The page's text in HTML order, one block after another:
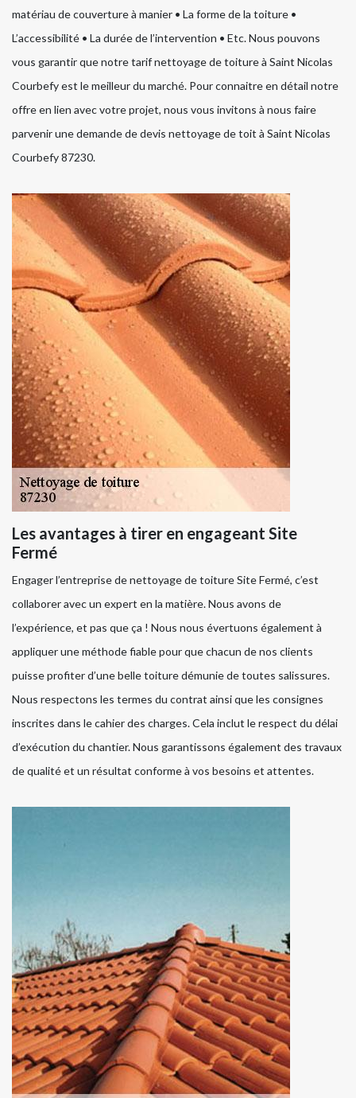
matériau de couverture à manier • La forme de la toiture •
L’accessibilité • La durée de l’intervention • Etc. Nous pouvons
vous garantir que notre tarif nettoyage de toiture à Saint Nicolas
Courbefy est le meilleur du marché. Pour connaitre en détail notre
offre en lien avec votre projet, nous vous invitons à nous faire
parvenir une demande de devis nettoyage de toit à Saint Nicolas
Courbefy 87230.
Les avantages à tirer en engageant Site
Fermé
Engager l’entreprise de nettoyage de toiture Site Fermé, c’est
collaborer avec un expert en la matière. Nous avons de
l’expérience, et pas que ça ! Nous nous évertuons également à
appliquer une méthode fiable pour que chacun de nos clients
puisse profiter d’une belle toiture démunie de toutes salissures.
Nous respectons les termes du contrat ainsi que les consignes
inscrites dans le cahier des charges. Cela inclut le respect du délai
d’exécution du chantier. Nous garantissons également des travaux
de qualité et un résultat conforme à vos besoins et attentes.